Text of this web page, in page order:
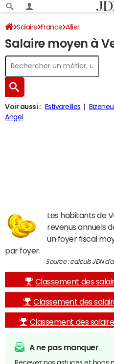
Salaire France Allier
Salaire moyen à
Voir aussi : Estivareilles
Angel
Les habitants de
revenus annuels
un foyer fiscal
par foyer.
Source : calculs JDN
Classement des
Classement des
Classement des
A ne pas manquer
Recevez nos astuces et bons